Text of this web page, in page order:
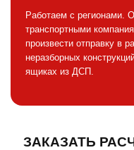
Работаем с регионами.
транспортными
произвести отправку в
неразборных
ящиках из ДСП.
ЗАКАЗАТЬ